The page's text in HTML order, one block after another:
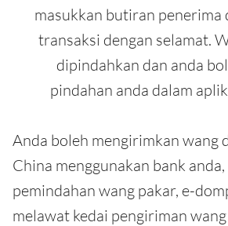
masukkan butiran penerima
transaksi dengan selamat.
dipindahkan dan anda
pindahan anda dalam
Anda boleh mengirimkan wang
China menggunakan bank
pemindahan wang pakar, e-
melawat kedai pengiriman